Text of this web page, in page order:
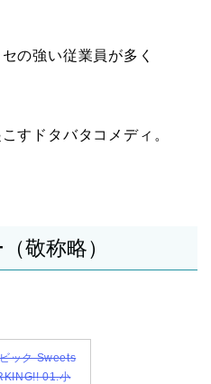
の強い従業員が多く
すドタバタコメディ。
敬称略）
ック Sweets
01.小